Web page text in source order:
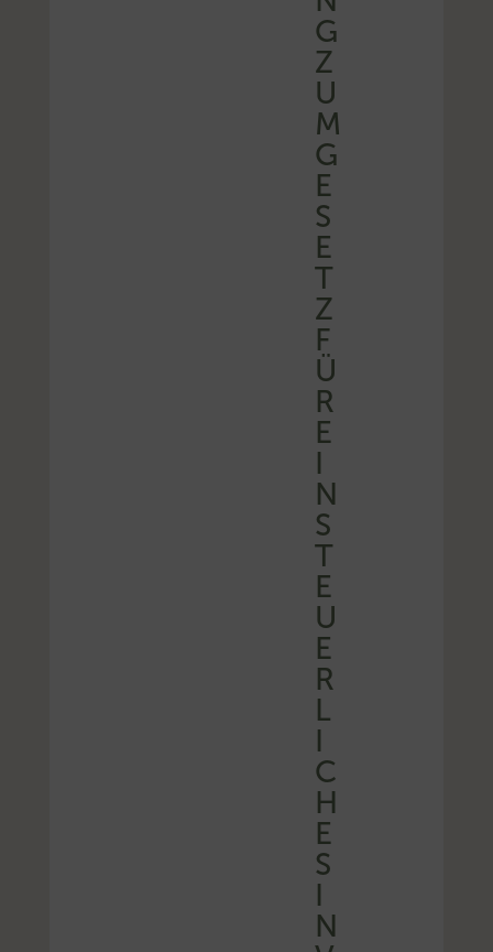
G
Z
U
M
G
E
S
E
T
Z
F
Ü
R
E
I
N
S
T
E
U
E
R
L
I
C
H
E
S
I
N